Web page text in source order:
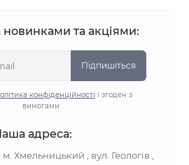
новинками та акціями:
Підпишіться
конфіденційності і згоден з
вимогами
адреса:
Хмельницький , вул. Геологів ,